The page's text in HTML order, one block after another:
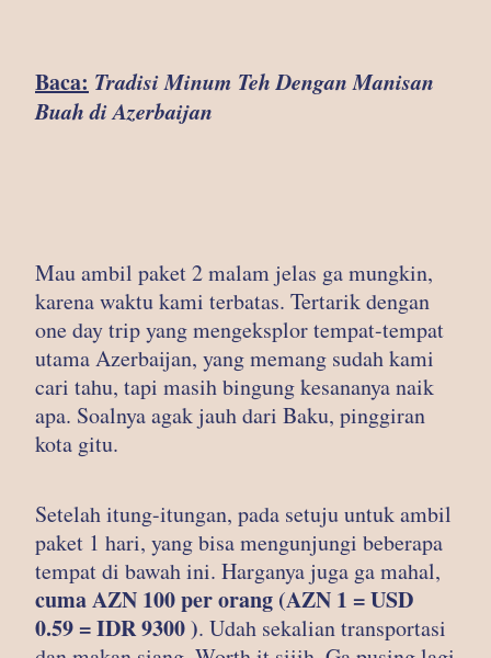
Baca: Tradisi Minum Teh Dengan Manisan
Buah di Azerbaijan
Mau ambil paket 2 malam jelas ga mungkin,
karena waktu kami terbatas. Tertarik dengan
one day trip yang mengeksplor tempat-tempat
utama Azerbaijan, yang memang sudah kami
cari tahu, tapi masih bingung kesananya naik
apa. Soalnya agak jauh dari Baku, pinggiran
kota gitu.
Setelah itung-itungan, pada setuju untuk ambil
paket 1 hari, yang bisa mengunjungi beberapa
tempat di bawah ini. Harganya juga ga mahal,
cuma AZN 100 per orang (AZN 1 = USD
0.59 = IDR 9300 ). Udah sekalian transportasi